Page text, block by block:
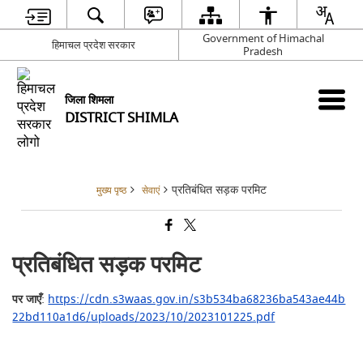
हिमाचल प्रदेश सरकार
Government of Himachal
Pradesh
जिला शिमला
DISTRICT SHIMLA
मुख्य पृष्ठ सेवाएं प्रतिबंधित सड़क परमिट
प्रतिबंधित सड़क परमिट
पर जाएँ: https://cdn.s3waas.gov.in/s3b534ba68236ba543ae44b
22bd110a1d6/uploads/2023/10/2023101225.pdf